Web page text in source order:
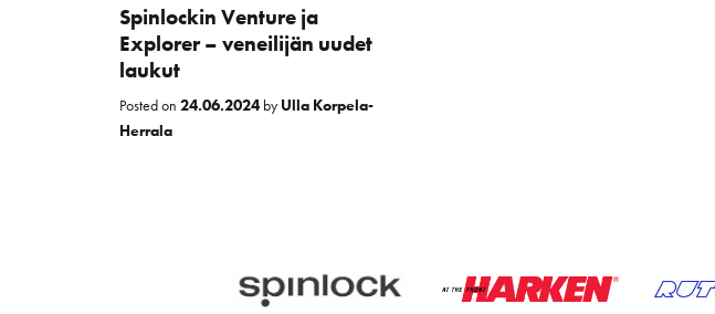
Spinlockin Venture ja
Explorer – veneilijän uudet
laukut
Posted on 24.06.2024byUlla Korpela-
Herrala